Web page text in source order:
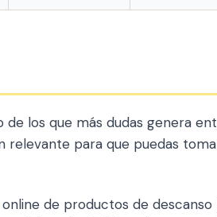
los que más dudas genera
relevante para que puedas
de productos de